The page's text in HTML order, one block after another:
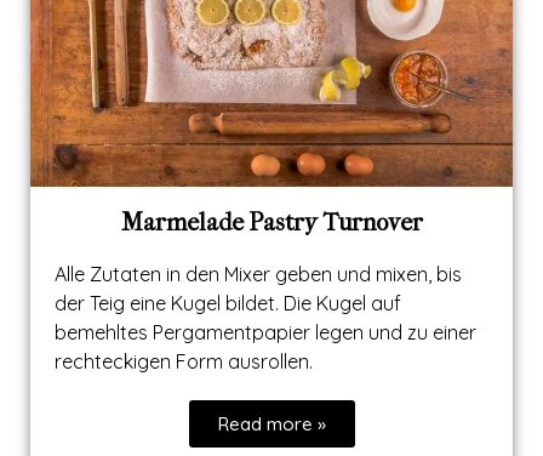
Marmelade Pastry Turnover
Alle Zutaten in den Mixer geben und mixen, bis
der Teig eine Kugel bildet. Die Kugel auf
bemehltes Pergamentpapier legen und zu einer
rechteckigen Form ausrollen.
Read more »